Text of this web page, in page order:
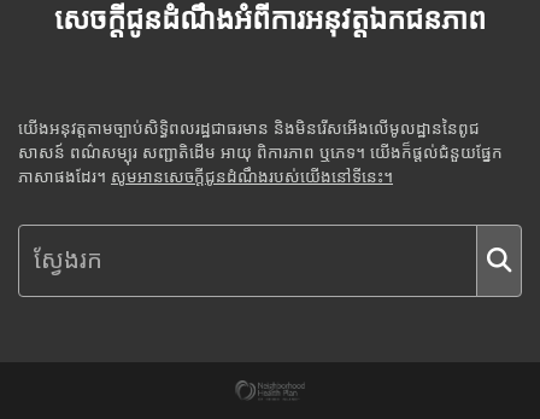
សេចក្តីជូនដំណឹងអំពីការអនុវត្តឯកជនភាព
យើងអនុវត្តតាមច្បាប់សិទ្ធិពលរដ្ឋជាធរមាន និងមិនរើសអើងលើមូលដ្ឋាននៃពូជ
សាសន៍ ពណ៌សម្បុរ សញ្ជាតិដើម អាយុ ពិការភាព ឬភេទ។ យើងក៏ផ្តល់ជំនួយផ្នែក
ភាសាផងដែរ។ សូមអានសេចក្តីជូនដំណឹងរបស់យើងនៅទីនេះ។